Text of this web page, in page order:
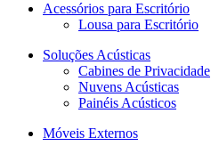
Acessórios para Escritório
Lousa para Escritório
Soluções Acústicas
Cabines de Privacidade
Nuvens Acústicas
Painéis Acústicos
Móveis Externos